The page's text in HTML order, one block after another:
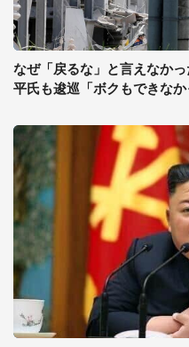
なぜ「戻るな」と言えなか
平氏も逡巡「ボクもできなか